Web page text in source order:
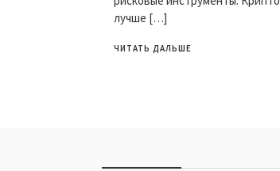
лучше […]
ЧИТАТЬ ДАЛЬШЕ